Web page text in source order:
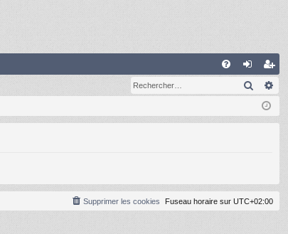
on ns
cri
Fuseau horaire sur UTC+02:00
Supprimer les cookies